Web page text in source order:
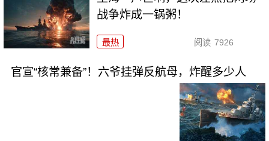
战争炸成一锅粥！
最热 阅读 7926
官宣“核常兼备”！六爷挂弹反航母，炸醒多少人